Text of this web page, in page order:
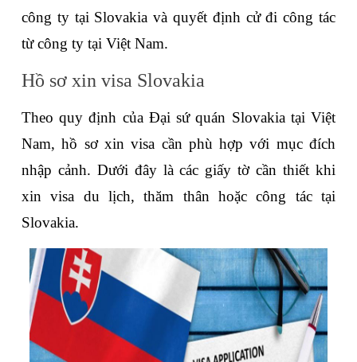
công ty tại Slovakia và quyết định cử đi công tác
từ công ty tại Việt Nam.
Hồ sơ xin visa Slovakia
Theo quy định của Đại sứ quán Slovakia tại Việt
Nam, hồ sơ xin visa cần phù hợp với mục đích
nhập cảnh. Dưới đây là các giấy tờ cần thiết khi
xin visa du lịch, thăm thân hoặc công tác tại
Slovakia.